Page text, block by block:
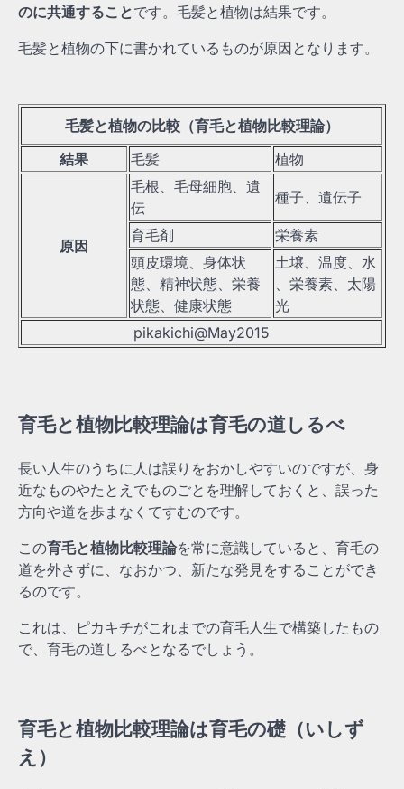
のに共通することです。毛髪と植物は結果です。
毛髪と植物の下に書かれているものが原因となります。
毛髪と植物の比較（育毛と植物比較理論）
結果
毛髪 植物
原因
毛根、毛母細胞、遺
伝
種子、遺伝子
育毛剤
栄養素
頭皮環境、身体状
態、精神状態、栄養
状態、健康状態
土壌、温度、水
、栄養素、太陽
光
pikakichi@May2015
育毛と植物比較理論は育毛の道しるべ
長い人生のうちに人は誤りをおかしやすいのですが、身
近なものやたとえでものごとを理解しておくと、誤った
方向や道を歩まなくてすむのです。
この育毛と植物比較理論を常に意識していると、育毛の
道を外さずに、なおかつ、新たな発見をすることができ
るのです。
これは、ピカキチがこれまでの育毛人生で構築したもの
で、育毛の道しるべとなるでしょう。
育毛と植物比較理論は育毛の礎（いしず
え）